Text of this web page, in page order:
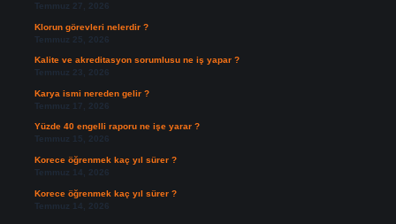
Temmuz 27, 2026
Klorun görevleri nelerdir ?
Temmuz 25, 2026
Kalite ve akreditasyon sorumlusu ne iş yapar ?
Temmuz 23, 2026
Karya ismi nereden gelir ?
Temmuz 17, 2026
Yüzde 40 engelli raporu ne işe yarar ?
Temmuz 15, 2026
Korece öğrenmek kaç yıl sürer ?
Temmuz 14, 2026
Korece öğrenmek kaç yıl sürer ?
Temmuz 14, 2026